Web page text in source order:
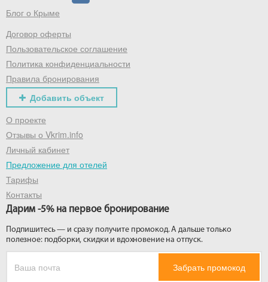
Блог о Крыме
Договор оферты
Пользовательское соглашение
Политика конфиденциальности
Правила бронирования
Добавить объект
О проекте
Отзывы о Vkrim.info
Личный кабинет
Предложение для отелей
Тарифы
Контакты
Дарим -5% на первое бронирование
Подпишитесь — и сразу получите промокод. А дальше только
полезное: подборки, скидки и вдохновение на отпуск.
Забрать промокод